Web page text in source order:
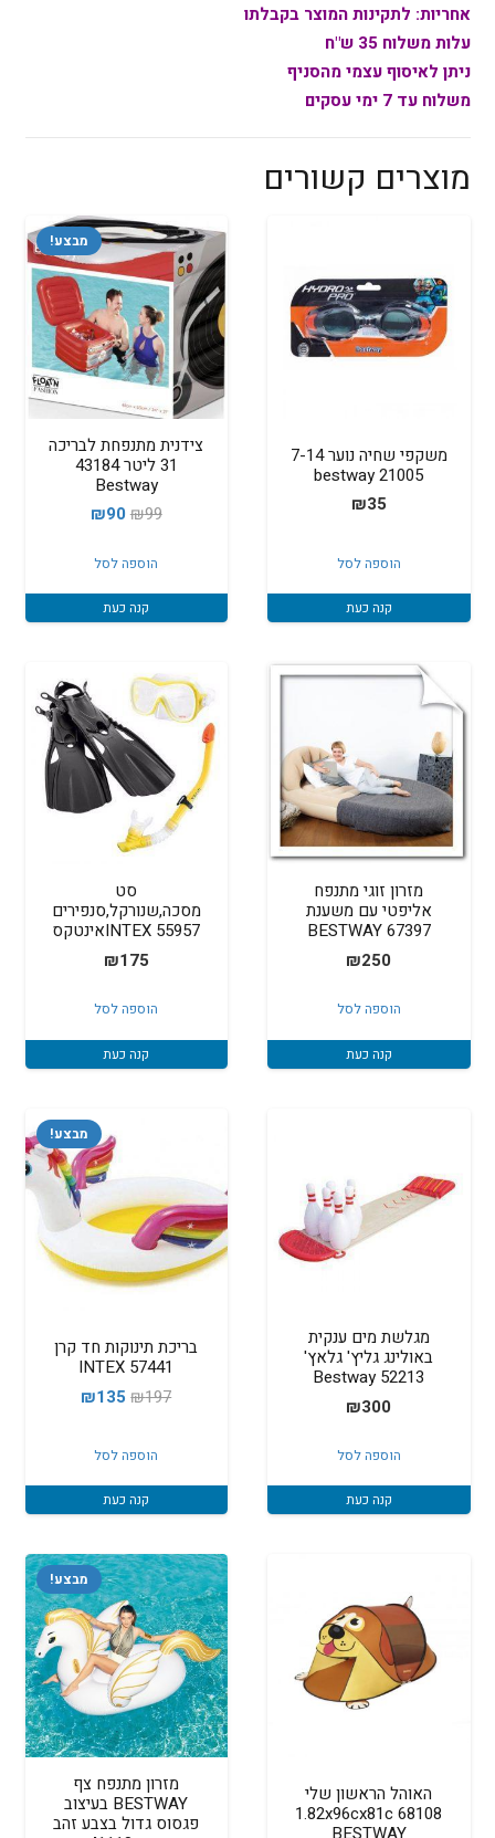
מיקי
מאוס
מק"ט
91002
אחריות: לתקינות המוצר בקבלתו
עלות משלוח 35 ש"ח
ניתן לאיסוף עצמי מהסניף
משלוח עד 7 ימי עסקים
מוצרים קשורים
משקפי שחיה נוער 7-14
bestway 21005
₪35
הוספה לסל
קנה כעת
מבצע!
צידנית מתנפחת לבריכה
31 ליטר 43184
Bestway
₪99
המחיר
היה:
₪99.
₪90
₪90.
הוספה לסל
קנה כעת
מזרון זוגי מתנפח
אליפטי עם משענת
67397 BESTWAY
₪250
הוספה לסל
קנה כעת
סט
מסכה,שנורקל,סנפירים
INTEX 55957אינטקס
₪175
הוספה לסל
קנה כעת
מגלשת מים ענקית
באולינג גליץ' גלאץ'
Bestway 52213
₪300
הוספה לסל
קנה כעת
מבצע!
בריכת תינוקות חד קרן
INTEX 57441
₪197
המחיר
היה:
₪197.
₪135
המחיר
₪135.
הוספה לסל
קנה כעת
האוהל הראשון שלי
1.82x96cx81c 68108
מבצע!
מזרון מתנפח צף
BESTWAY בעיצוב
פגסוס גדול בצבע זהב